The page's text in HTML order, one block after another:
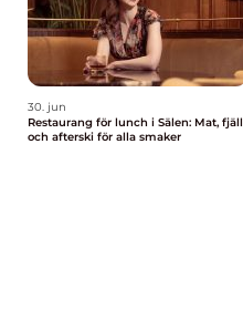
30. jun
Restaurang för lunch i Sälen: Mat, fjäll
och afterski för alla smaker